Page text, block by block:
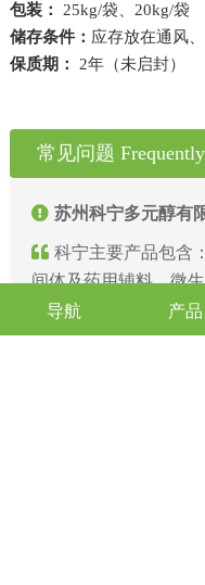
包装： 25kg/袋、 20kg/袋
储存条件： 应存放在通风
保质期：
2年（未启封）
常见问题
苏州科宁多元醇有
科宁主要产品包含
间体及药用辅料、微
性剂、生物可降解材
美妆供应链产品等
导航 产品